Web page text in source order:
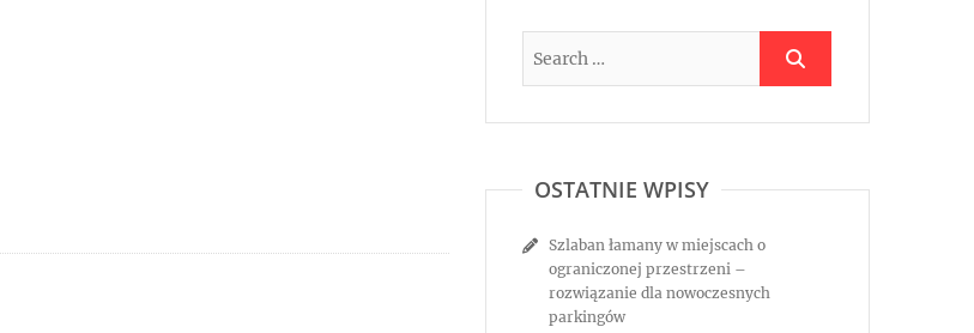
OSTATNIE WPISY
Szlaban łamany w miejscach o
ograniczonej przestrzeni –
rozwiązanie dla nowoczesnych
parkingów